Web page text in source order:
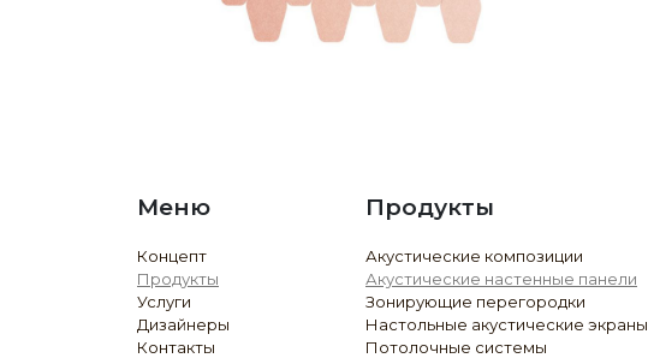
Меню
Концепт
Продукты
Услуги
Дизайнеры
Контакты
Продукты
Акустические композиции
Акустические настенные панели
Зонирующие перегородки
Настольные акустические экраны
Потолочные системы